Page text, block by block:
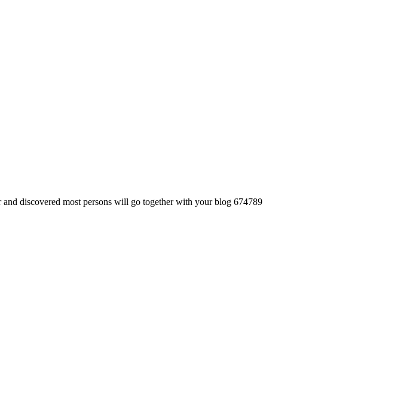
discovered most persons will go together with your blog 674789